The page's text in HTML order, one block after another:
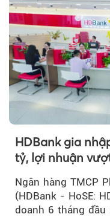
HDBank gia
tỷ, lợi nhuận
mới trên thị
Ngân hàng TMCP
(HDBank - HoSE:
doanh 6 tháng đầu